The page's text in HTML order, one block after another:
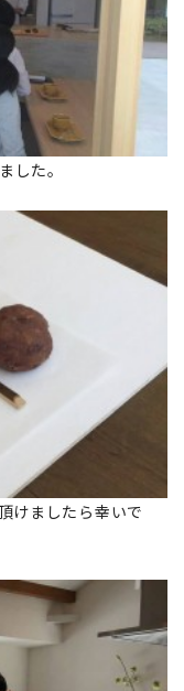
した。
けましたら幸いで